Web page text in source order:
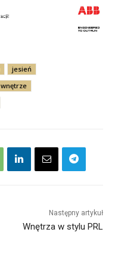
jesień
wnętrze
Następny artykuł
Wnętrza w stylu PRL